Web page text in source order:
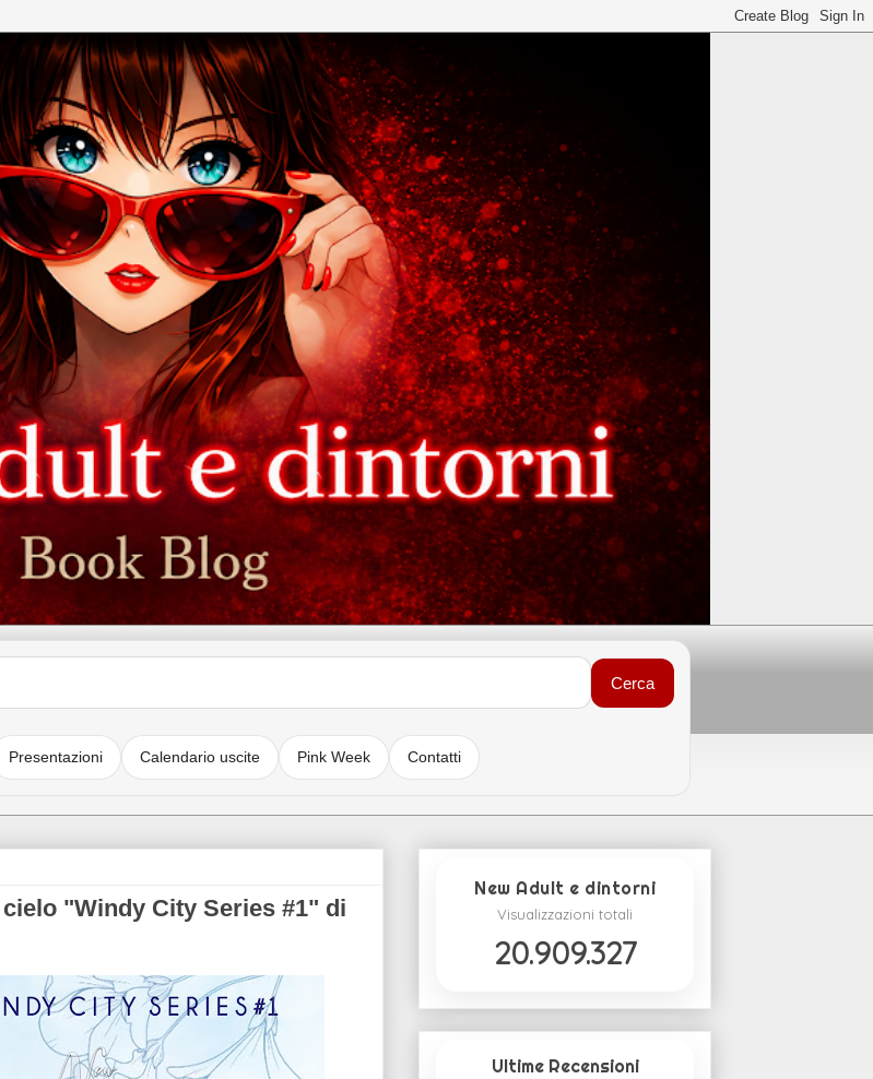
Cerca
Presentazioni Calendario uscite Pink Week Contatti
"Windy City Series #1" di
New Adult e dintorni
Visualizzazioni totali
20.909.327
Ultime Recensioni